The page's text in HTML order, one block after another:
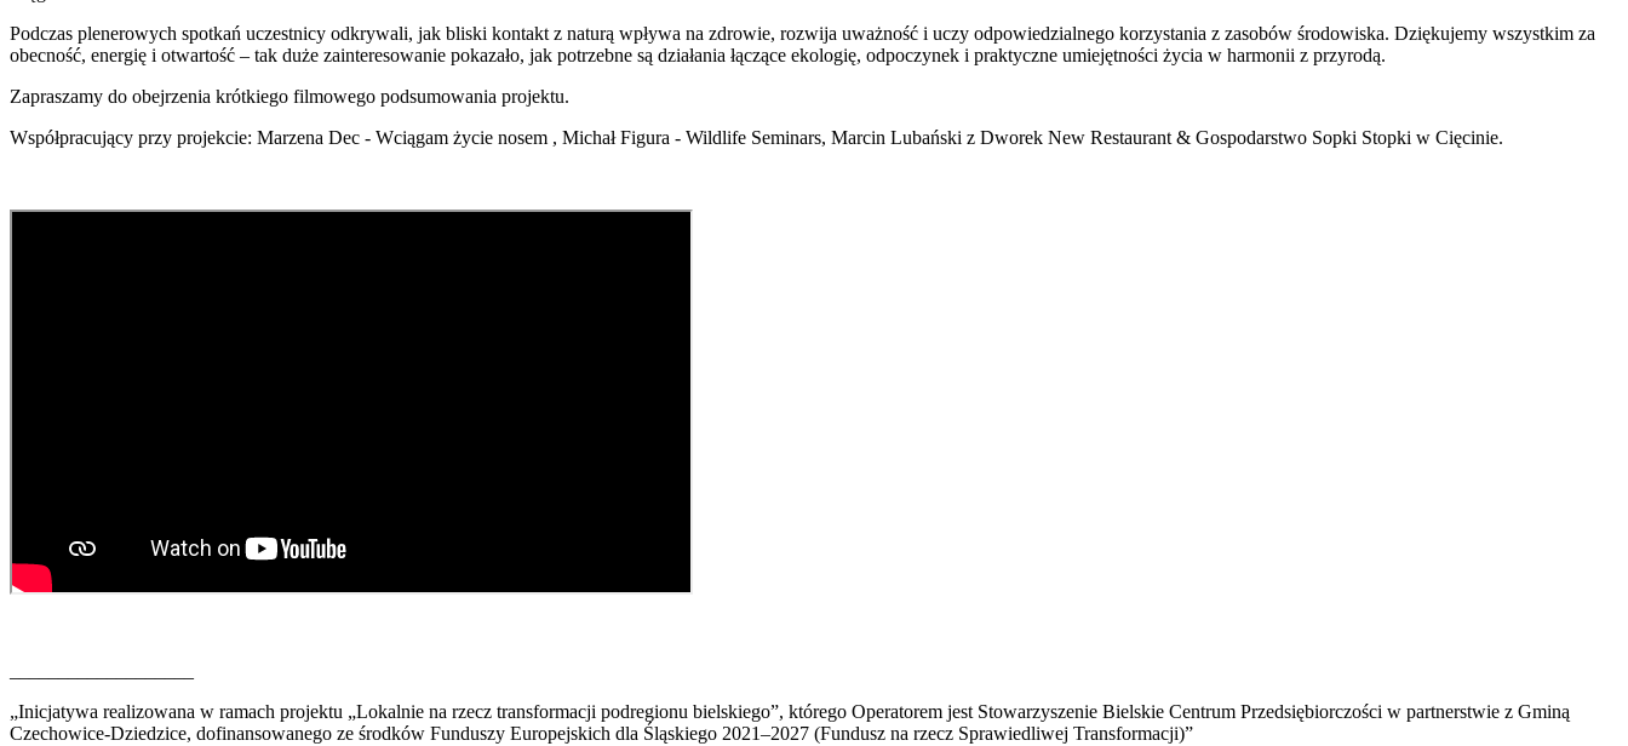
Podczas plenerowych spotkań uczestnicy odkrywali, jak bliski kontakt z naturą wpływa na zdrowie, rozwija uważność i uczy odpowiedzialnego korzystania z zasobów środowiska. Dziękujemy wszystkim za
obecność, energię i otwartość – tak duże zainteresowanie pokazało, jak potrzebne są działania łączące ekologię, odpoczynek i praktyczne umiejętności życia w harmonii z przyrodą.
Zapraszamy do obejrzenia krótkiego filmowego podsumowania projektu.
Współpracujący przy projekcie: Marzena Dec - Wciągam życie nosem , Michał Figura - Wildlife Seminars, Marcin Lubański z Dworek New Restaurant & Gospodarstwo Sopki Stopki w Cięcinie.
„Inicjatywa realizowana w ramach projektu „Lokalnie na rzecz transformacji podregionu bielskiego”, którego Operatorem jest Stowarzyszenie Bielskie Centrum Przedsiębiorczości w partnerstwie z Gminą
Czechowice-Dziedzice, dofinansowanego ze środków Funduszy Europejskich dla Śląskiego 2021–2027 (Fundusz na rzecz Sprawiedliwej Transformacji)”